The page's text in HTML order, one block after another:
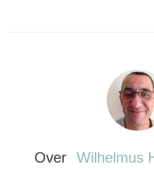
Over Wilhelmus